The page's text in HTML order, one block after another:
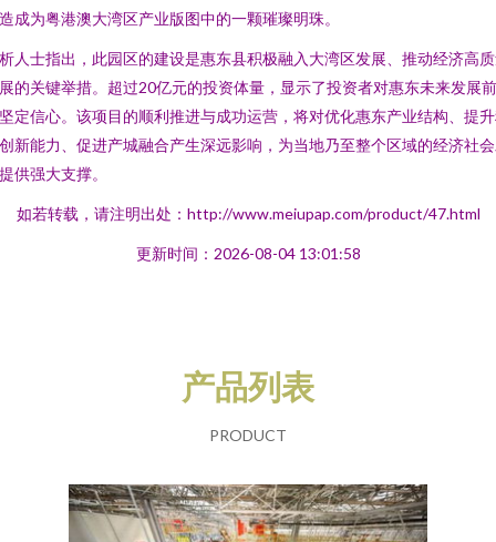
成为粤港澳大湾区产业版图中的一颗璀璨明珠。
人士指出，此园区的建设是惠东县积极融入大湾区发展、推动经济高
的关键举措。超过20亿元的投资体量，显示了投资者对惠东未来发展
定信心。该项目的顺利推进与成功运营，将对优化惠东产业结构、提
新能力、促进产城融合产生深远影响，为当地乃至整个区域的经济社
供强大支撑。
如若转载，请注明出处：http://www.meiupap.com/product/47.html
更新时间：2026-08-04 13:01:58
产品列表
PRODUCT